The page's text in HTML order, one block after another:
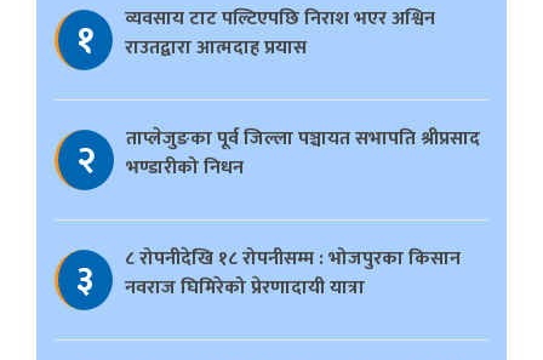
१
व्यवसाय टाट पल्टिएपछि निराश भएर अश्विन
राउतद्वारा आत्मदाह प्रयास
२
ताप्लेजुङका पूर्व जिल्ला पञ्चायत सभापति श्रीप्रसाद
भण्डारीको निधन
३
८ रोपनीदेखि १८ रोपनीसम्म : भोजपुरका किसान
नवराज घिमिरेको प्रेरणादायी यात्रा